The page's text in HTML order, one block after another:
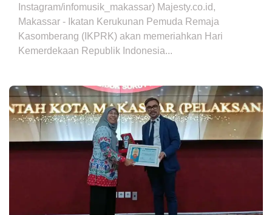
Instagram/infomusik_makassar) Majesty.co.id,
Makassar - Ikatan Kerukunan Pemuda Remaja
Kasomberang (IKPRK) akan memeriahkan Hari
Kemerdekaan Republik Indonesia...